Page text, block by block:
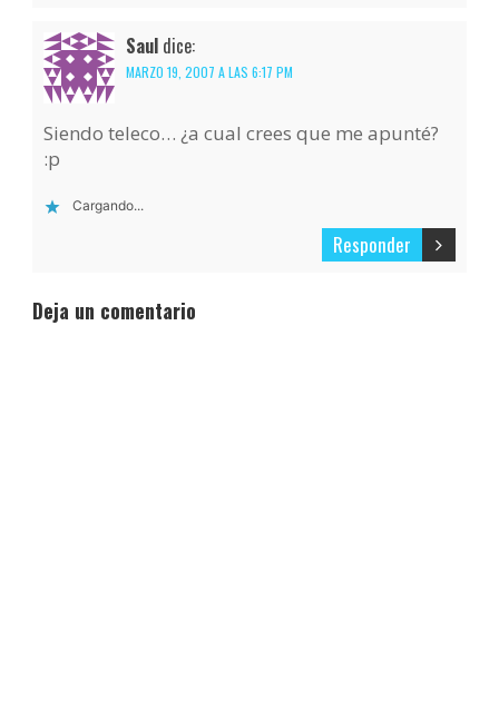
Saul dice:
MARZO 19, 2007 A LAS 6:17 PM
Siendo teleco… ¿a cual crees que me apunté?
:p
Cargando...
Responder
Deja un comentario